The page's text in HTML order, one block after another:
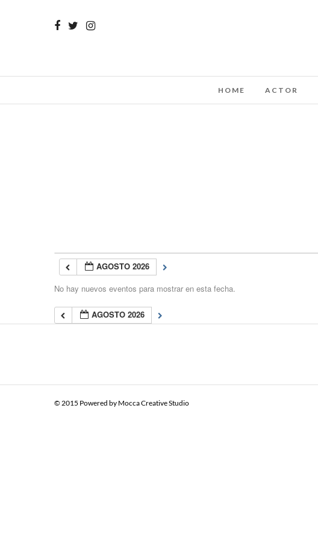
HOME ACTOR
AGOSTO 2026
No hay nuevos eventos para mostrar en esta fecha.
AGOSTO 2026
© 2015 Powered by Mocca Creative Studio